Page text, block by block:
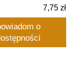
7,75 zł
o